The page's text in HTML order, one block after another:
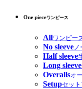
One pieceワンピース
Allワンピー
No sleeveノ
Half sleeve
Long sleeve
Overallsオ
Setupセッ